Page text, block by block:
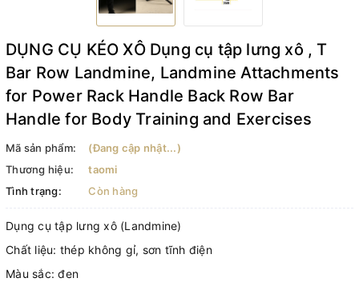
DỤNG CỤ KÉO XÔ Dụng cụ tập lưng xô , T
Bar Row Landmine, Landmine Attachments
for Power Rack Handle Back Row Bar
Handle for Body Training and Exercises
Mã sản phẩm:
(Đang cập nhật...)
Thương hiệu:
taomi
Tình trạng:
Còn hàng
Dụng cụ tập lưng xô (Landmine)
Chất liệu: thép không gỉ, sơn tĩnh điện
Màu sắc: đen